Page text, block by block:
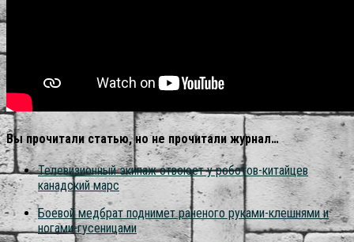
Вы прочитали статью, но не прочитали журнал…
Телевизионный экипаж отвоюет у роботов-китайцев
канадский марс
Боевой медбрат поднимет раненого руками-клешнями и
ногами-гусеницами